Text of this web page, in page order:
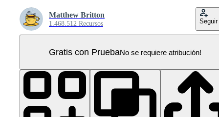
Matthew Britton
1.468.512 Recursos Seguir
Gratis con PruebaNo se requiere atribución!